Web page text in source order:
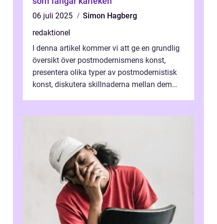
06 juli 2025
Simon Hagberg
redaktionel
I denna artikel kommer vi att ge en grundlig
översikt över postmodernismens konst,
presentera olika typer av postmodernistisk
konst, diskutera skillnaderna mellan dem